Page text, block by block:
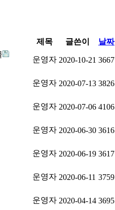
제목 글쓴이 날짜
운영자 2020-10-21 3667
운영자 2020-07-13 3826
운영자 2020-07-06 4106
운영자 2020-06-30 3616
운영자 2020-06-19 3617
운영자 2020-06-11 3759
운영자 2020-04-14 3695